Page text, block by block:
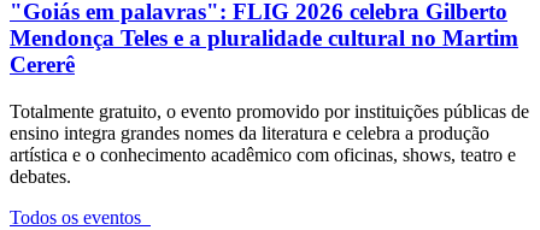
"Goiás em palavras": FLIG 2026 celebra Gilberto
Mendonça Teles e a pluralidade cultural no Martim
Cererê
Totalmente gratuito, o evento promovido por instituições públicas de
ensino integra grandes nomes da literatura e celebra a produção
artística e o conhecimento acadêmico com oficinas, shows, teatro e
debates.
Todos os eventos